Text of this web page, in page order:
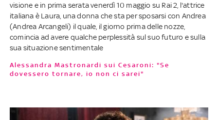
visione e in prima serata venerdì 10 maggio su Rai 2, l'attrice
italiana è Laura, una donna che sta per sposarsi con Andrea
(Andrea Arcangeli) il quale, il giorno prima delle nozze,
comincia ad avere qualche perplessità sul suo futuro e sulla
sua situazione sentimentale
Alessandra Mastronardi sui Cesaroni: "Se
dovessero tornare, io non ci sarei"